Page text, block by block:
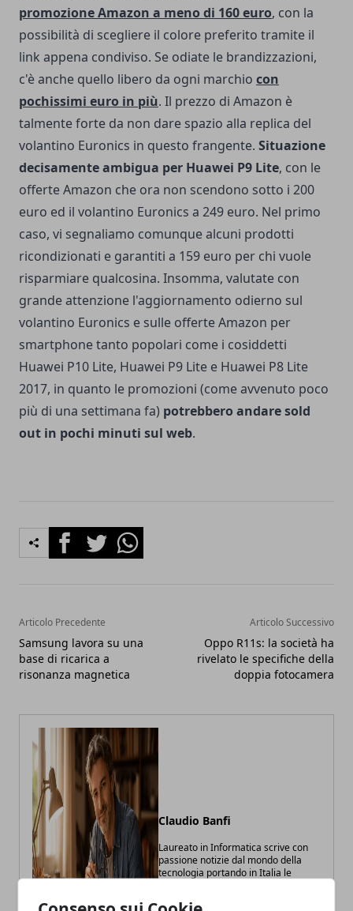
promozione Amazon a meno di 160 euro, con la
possibilità di scegliere il colore preferito tramite il
link appena condiviso. Se odiate le brandizzazioni,
c'è anche quello libero da ogni marchio con
pochissimi euro in più. Il prezzo di Amazon è
talmente forte da non dare spazio alla replica del
volantino Euronics in questo frangente. Situazione
decisamente ambigua per Huawei P9 Lite, con le
offerte Amazon che ora non scendono sotto i 200
euro ed il volantino Euronics a 249 euro. Nel primo
caso, vi segnaliamo comunque alcuni prodotti
ricondizionati e garantiti a 159 euro per chi vuole
risparmiare qualcosina. Insomma, valutate con
grande attenzione l'aggiornamento odierno sul
volantino Euronics e sulle offerte Amazon per
smartphone tanto popolari come i cosiddetti
Huawei P10 Lite, Huawei P9 Lite e Huawei P8 Lite
2017, in quanto le promozioni (come avvenuto poco
più di una settimana fa) potrebbero andare sold
out in pochi minuti sul web.
FacebookTwitterWhatsapp
Articolo Precedente
Samsung lavora su una
base di ricarica a
risonanza magnetica
Articolo Successivo
Oppo R11s: la società ha
rivelato le specifiche della
doppia fotocamera
Claudio Banfi
Laureato in Informatica scrive con
passione notizie dal mondo della
tecnologia portando in Italia le